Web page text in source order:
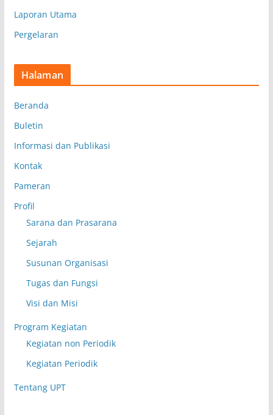
Laporan Utama
Pergelaran
Halaman
Beranda
Buletin
Informasi dan Publikasi
Kontak
Pameran
Profil
Sarana dan Prasarana
Sejarah
Susunan Organisasi
Tugas dan Fungsi
Visi dan Misi
Program Kegiatan
Kegiatan non Periodik
Kegiatan Periodik
Tentang UPT